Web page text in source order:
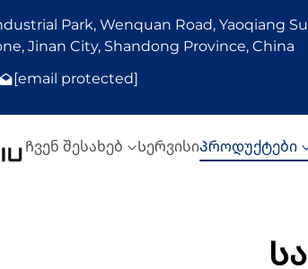
Park, Wenquan Road, Yaoqiang
Jinan City, Shandong Province, China
[email protected]
Ჩვენ შესახებ ᲡერვისიᲞროდუქტები